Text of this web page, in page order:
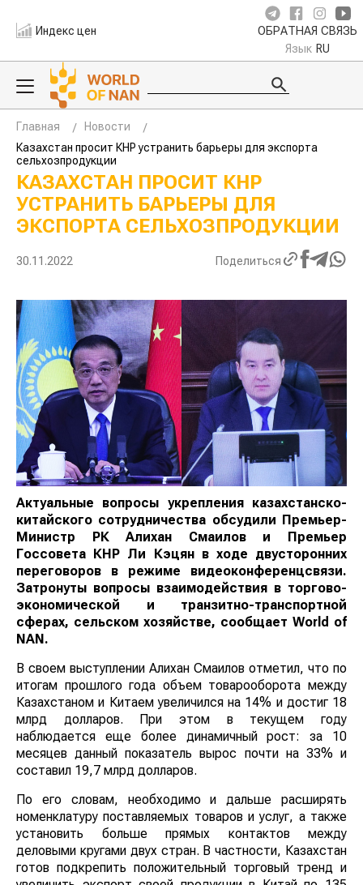
Индекс цен ОБРАТНАЯ СВЯЗЬ
Язык RU
Главная
Новости
Казахстан просит КНР устранить барьеры для экспорта
сельхозпродукции
КАЗАХСТАН ПРОСИТ КНР
УСТРАНИТЬ БАРЬЕРЫ ДЛЯ
ЭКСПОРТА СЕЛЬХОЗПРОДУКЦИИ
30.11.2022 Поделиться
Актуальные вопросы укрепления казахстанско-
китайского сотрудничества обсудили Премьер-
Министр РК Алихан Смаилов и Премьер
Госсовета КНР Ли Кэцян в ходе двусторонних
переговоров в режиме видеоконференцсвязи.
Затронуты вопросы взаимодействия в торгово-
экономической и транзитно-транспортной
сферах, сельском хозяйстве, сообщает World of
NAN.
В своем выступлении Алихан Смаилов отметил, что по
итогам прошлого года объем товарооборота между
Казахстаном и Китаем увеличился на 14% и достиг 18
млрд долларов. При этом в текущем году
наблюдается еще более динамичный рост: за 10
месяцев данный показатель вырос почти на 33% и
составил 19,7 млрд долларов.
По его словам, необходимо и дальше расширять
номенклатуру поставляемых товаров и услуг, а также
установить больше прямых контактов между
деловыми кругами двух стран. В частности, Казахстан
готов подкрепить положительный торговый тренд и